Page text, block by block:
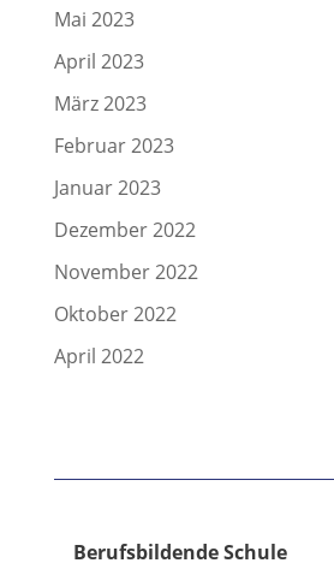
Mai 2023
April 2023
März 2023
Februar 2023
Januar 2023
Dezember 2022
November 2022
Oktober 2022
April 2022
Berufsbildende Schule